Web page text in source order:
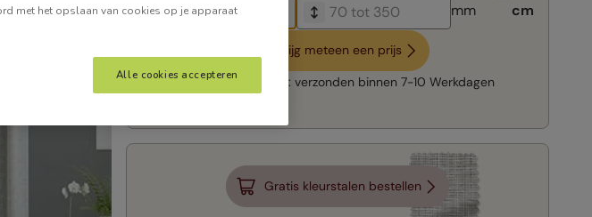
mm
cm
Krijg meteen een prijs
Snelle levering: verzonden binnen 7-10 Werkdagen
Gratis kleurstalen bestellen
met het opslaan van cookies op je apparaat
Alle cookies accepteren